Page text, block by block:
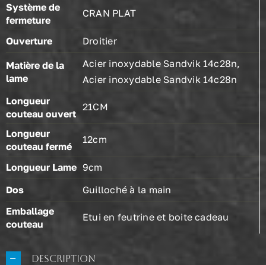
Système de
fermeture
CRAN PLAT
Ouverture Droitier
Matière de la
lame
Acier inoxydable Sandvik 14c28n,
Acier inoxydable Sandvik 14c28n
Longueur
couteau ouvert
21CM
Longueur
couteau fermé
12cm
Longueur Lame 9cm
Dos
Guilloché à la main
Emballage
couteau
Etui en feutrine et boite cadeau
Description